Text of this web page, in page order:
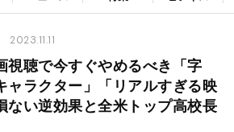
2023.11.11
視聴で今すぐやめるべき「字
ャラクター」「リアルすぎる映
ない逆効果と全米トップ高校長